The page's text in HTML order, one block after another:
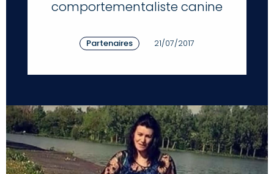
comportementaliste canine
Partenaires 21/07/2017